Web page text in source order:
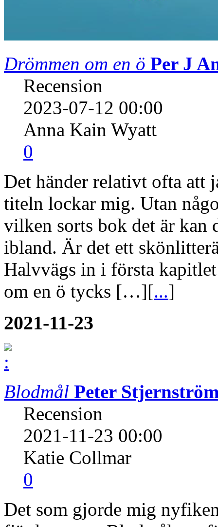
Drömmen om en ö Per J
Recension
2023-07-12 00:00
Anna Kain Wyatt
0
Det händer relativt ofta att
titeln lockar mig. Utan
vilken sorts bok det är kan
ibland. Är det ett
Halvvägs in i första
om en ö tycks […][...]
2021-11-23
Blodmål Peter
Recension
2021-11-23 00:00
Katie Collmar
0
Det som gjorde mig